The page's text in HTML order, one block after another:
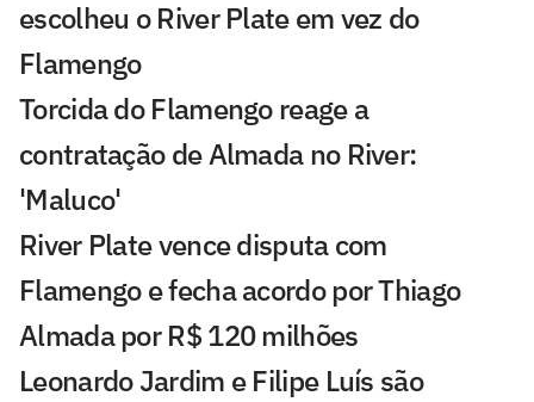
escolheu o River Plate em vez do
Flamengo
Torcida do Flamengo reage a
contratação de Almada no River:
'Maluco'
River Plate vence disputa com
Flamengo e fecha acordo por Thiago
Almada por R$ 120 milhões
Leonardo Jardim e Filipe Luís são